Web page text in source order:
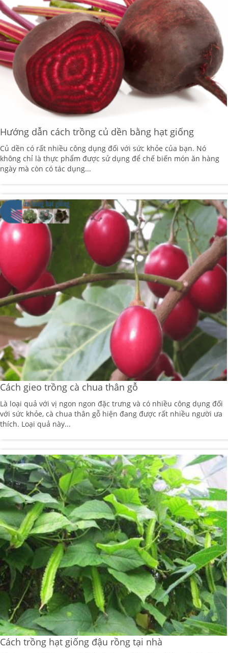
Hướng dẫn cách trồng củ dền bằng hạt giống
Củ dền có rất nhiều công dụng đối với sức khỏe của bạn. Nó
không chỉ là thực phẩm được sử dụng để chế biến món ăn hàng
ngày mà còn có tác dụng...
Cách gieo trồng cà chua thân gỗ
Là loại quả với vị ngon ngon đặc trưng và có nhiều công dụng đối
với sức khỏe, cà chua thân gỗ hiện đang được rất nhiều người ưa
thích. Loại quả này...
Cách trồng hạt giống đậu rồng tại nhà